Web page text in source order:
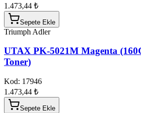
1.473,44 ₺
Sepete Ekle
Triumph Adler
UTAX PK-5021M Magenta
Toner)
Kod: 17946
1.473,44 ₺
Sepete Ekle